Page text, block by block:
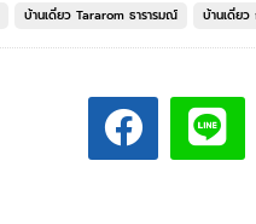
บ้านเดี่ยว Tararom ธารารมณ์ บ้านเดี่ยว